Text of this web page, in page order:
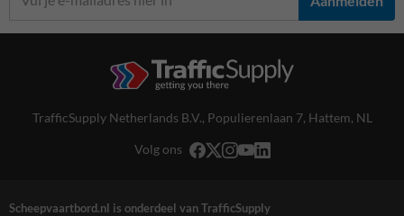
TrafficSupply Netherlands B.V., Populierenlaan 7, Hattem, NL
Volg ons
Scheepvaartbord.nl is onderdeel van TrafficSupply